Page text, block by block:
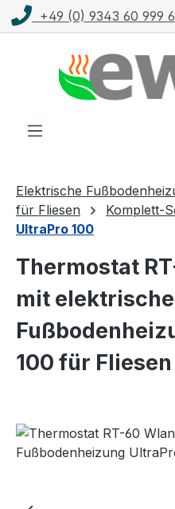
Zum Hauptinhalt springen
+49 (0) 9343 60 999 60
Elektrische
für Fliesen
Komplett-
UltraPro 100
Thermostat
mit elektrische
100 für Fliesen
Bildergalerie überspringen